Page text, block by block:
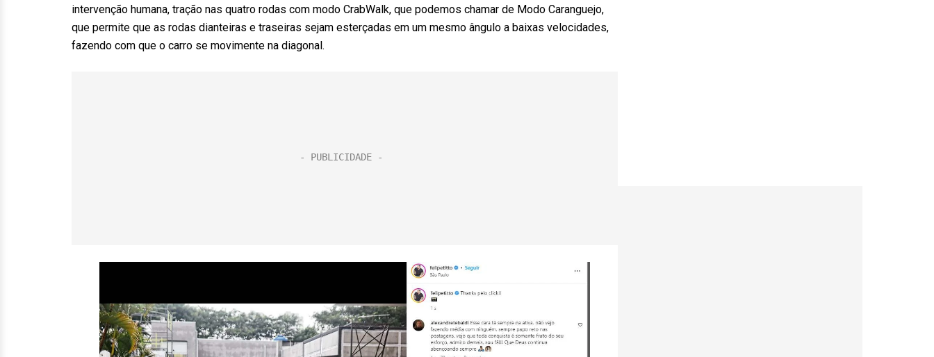
intervenção humana, tração nas quatro rodas com modo CrabWalk, que podemos chamar de Modo Caranguejo,
que permite que as rodas dianteiras e traseiras sejam esterçadas em um mesmo ângulo a baixas velocidades,
fazendo com que o carro se movimente na diagonal.